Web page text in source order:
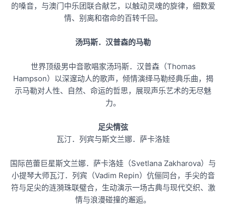
的嗓音，与澳门中乐团联合献艺，以触动灵魂的旋律，细数爱
情、别离和宿命的百转千回。
汤玛斯．汉普森的马勒
世界顶级男中音歌唱家汤玛斯．汉普森（Thomas
Hampson）以深邃动人的歌声，倾情演绎马勒经典乐曲，揭
示马勒对人性、自然、命运的哲思，展现声乐艺术的无尽魅
力。
足尖情弦
瓦汀．列宾与斯文兰娜．萨卡洛娃
国际芭蕾巨星斯文兰娜．萨卡洛娃（Svetlana Zakharova）与
小提琴大师瓦汀．列宾（Vadim Repin）伉俪同台，手尖的音
符与足尖的涟漪珠联璧合，生动演示一场古典与现代交织、激
情与浪漫碰撞的邂逅。